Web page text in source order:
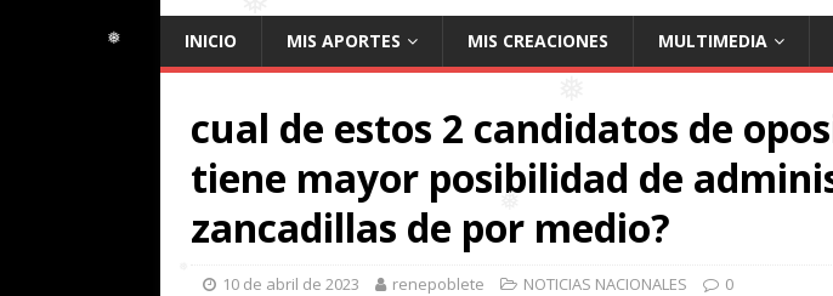
❅
❅
INICIO MIS APORTES MIS CREACIONES MULTIMEDIA
cual de estos 2 candidatos de
tiene mayor posibilidad de
zancadillas de por medio?
10 de abril de 2023 renepoblete NOTICIAS NACIONALES 0